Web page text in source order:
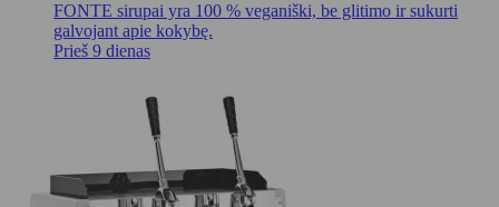
FONTE sirupai yra 100 % veganiški, be glitimo ir sukurti
galvojant apie kokybę.
Prieš 9 dienas